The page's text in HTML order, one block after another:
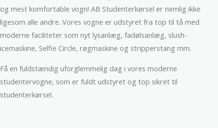
og mest komfortable vogn! AB Studenterkørsel er nemlig ikke
ligesom alle andre. Vores vogne er udstyret fra top til tå med
moderne faciliteter som nyt lysanlæg, fadølsanlæg, slush-
icemaskine, Selfie Circle, røgmaskine og stripperstang mm.
Få en fuldstændig uforglemmelig dag i vores moderne
studentervogne, som er fuldt udstyret og top sikret til
studenterkørsel.